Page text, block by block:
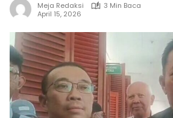
Meja Redaksi
3 Min Baca
April 15, 2026